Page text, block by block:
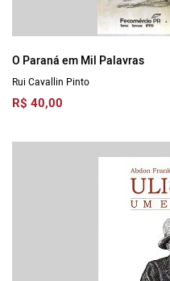
O Paraná em Mil Palavras
Rui Cavallin Pinto
R$ 40,00